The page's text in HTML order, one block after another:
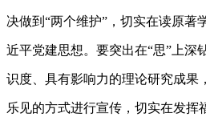
决做到“两个维护”，切实在读原著
近平党建思想。要突出在“思”上深
识度、具有影响力的理论研究成果
乐见的方式进行宣传，切实在发挥